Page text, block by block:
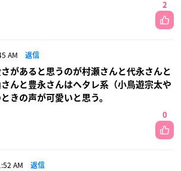
2
AM 返信
があると思うのが村瀬さんと代永さんと
んと豊永さんはヘタレ系（小鳥遊宗太や
きの声が可愛いと思う。
0
AM 返信